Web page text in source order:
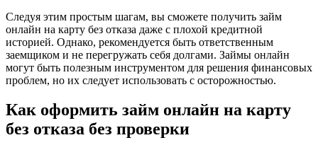
Следуя этим простым шагам, вы сможете получить займ
онлайн на карту без отказа даже с плохой кредитной
историей. Однако, рекомендуется быть ответственным
заемщиком и не перегружать себя долгами. Займы онлайн
могут быть полезным инструментом для решения финансовых
проблем, но их следует использовать с осторожностью.
Как оформить займ онлайн на карту
без отказа без проверки